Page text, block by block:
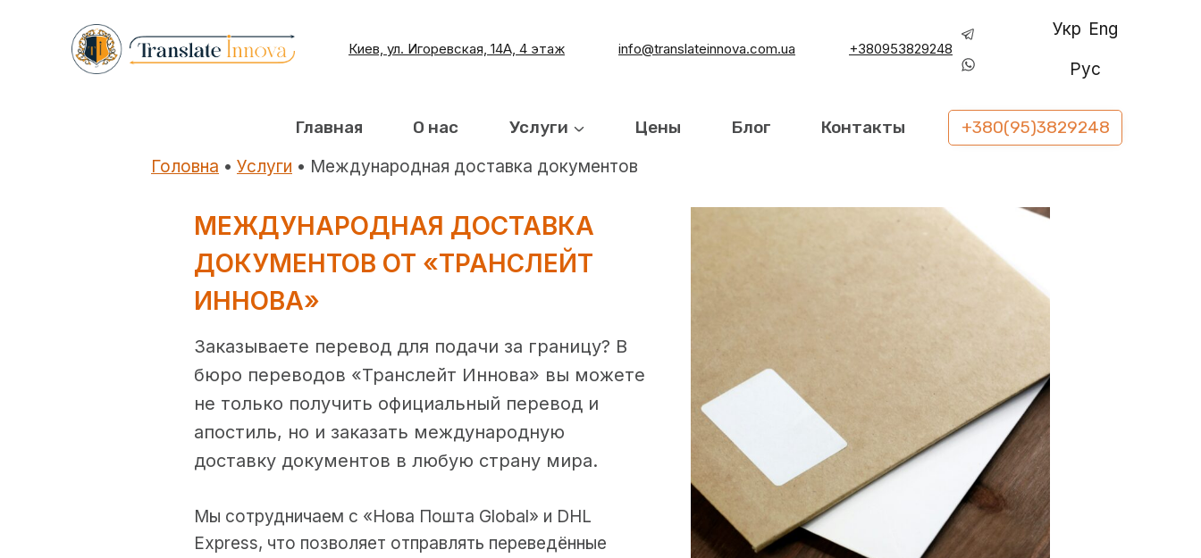
содержимому
Киев, ул. Игоревская, 14А, 4 этаж info@translateinnova.com.ua +380953829248
Укр Eng
Рус
Главная О нас Услуги Цены Блог Контакты
+380(95)3829248
Головна • Услуги • Международная доставка документов
МЕЖДУНАРОДНАЯ ДОСТАВКА
ДОКУМЕНТОВ ОТ «ТРАНСЛЕЙТ
ИННОВА»
Заказываете перевод для подачи за границу? В
бюро переводов «Транслейт Иннова» вы можете
не только получить официальный перевод и
апостиль, но и заказать международную
доставку документов в любую страну мира.
Мы сотрудничаем с «Нова Пошта Global» и DHL
Express, что позволяет отправлять переведённые